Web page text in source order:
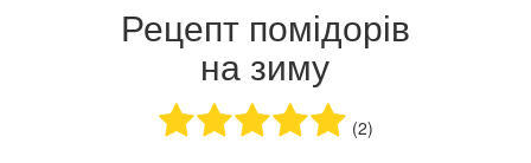
Рецепт помідорів
на зиму
(2)